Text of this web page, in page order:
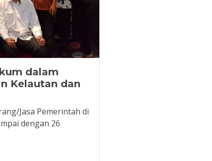
dalam
Kelautan dan
Jasa Pemerintah di
dengan 26